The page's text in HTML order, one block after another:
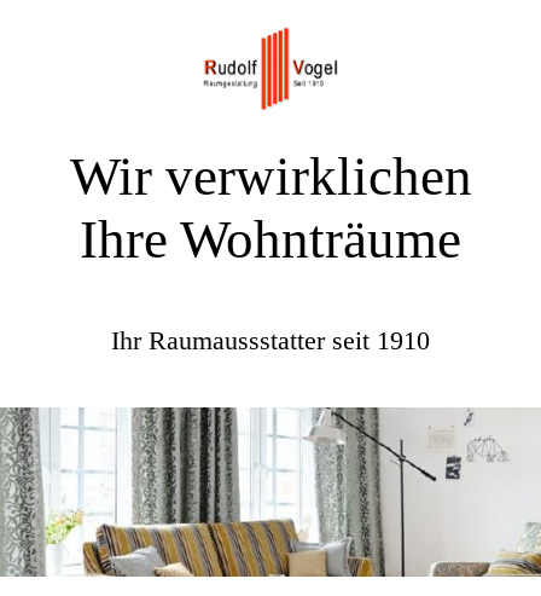
Wir verwirklichen
Ihre Wohnträume
Ihr Raumaussstatter seit 1910